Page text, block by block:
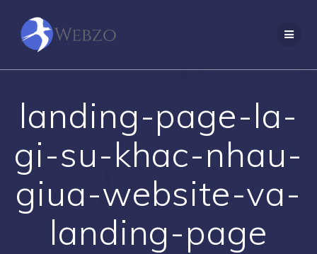
landing-page-la-
gi-su-khac-nhau-
giua-website-va-
landing-page